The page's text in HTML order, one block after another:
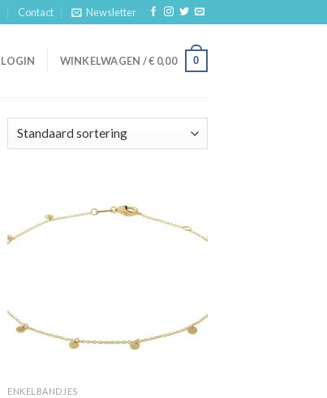
Contact Newsletter
LOGIN WINKELWAGEN /€ 0,00 0
ENKELBANDJES